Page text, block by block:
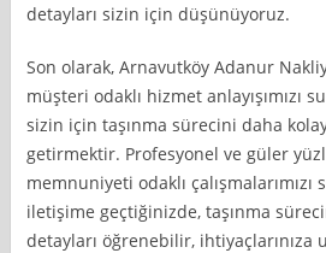
detayları sizin için düşünüyoruz.
Son olarak, Arnavutköy Adanur
müşteri odaklı hizmet anlayışımızı
sizin için taşınma sürecini daha
getirmektir. Profesyonel ve güler
memnuniyeti odaklı
iletişime geçtiğinizde, taşınma
detayları öğrenebilir, ihtiyaçlarınıza